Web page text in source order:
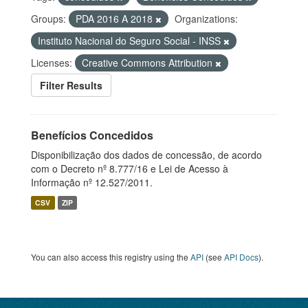
Groups:
PDA 2016 A 2018
Organizations:
Instituto Nacional do Seguro Social - INSS
Licenses:
Creative Commons Attribution
Filter Results
Benefícios Concedidos
Disponibilização dos dados de concessão, de acordo
com o Decreto nº 8.777/16 e Lei de Acesso à
Informação nº 12.527/2011.
CSV ZIP
You can also access this registry using the API (see API Docs).